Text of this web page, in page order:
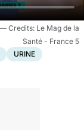
Le Mag de la
Santé - France 5
URINE